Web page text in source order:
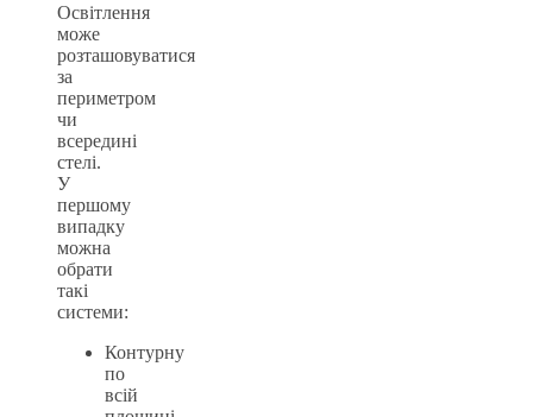
Освітлення
може
розташовуватися
за
периметром
чи
всередині
стелі.
У
першому
випадку
можна
обрати
такі
системи:
Контурну
по
всій